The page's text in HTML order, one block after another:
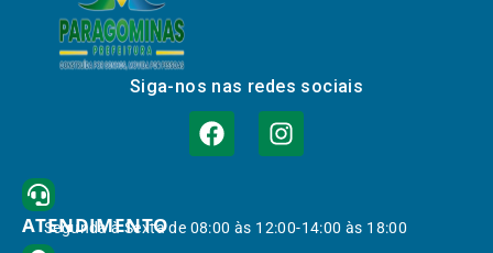
Siga-nos nas redes sociais
ATENDIMENTO
Segunda à Sexta de 08:00 às 12:00-14:00 às 18:00